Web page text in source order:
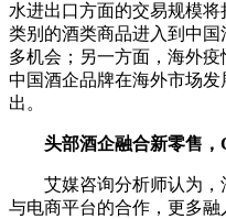
水进出口方面的交易规模
类别的酒类商品进入到中
多机会；另一方面，海外疫
中国酒企品牌在海外市场
出。
头部酒企融合新零售
艾媒咨询分析师认为，
与电商平台的合作，更多